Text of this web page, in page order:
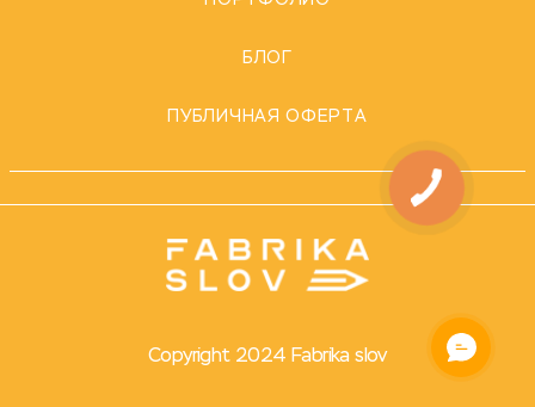
БЛОГ
ПУБЛИЧНАЯ ОФЕРТА
Copyright 2024 Fabrika slov